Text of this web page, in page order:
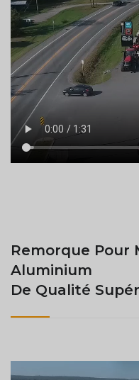
Remorque Pour
Aluminium
De Qualité